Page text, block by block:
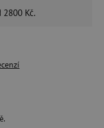
2800 Kč.